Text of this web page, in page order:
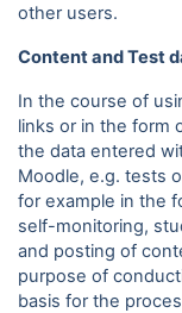
other users.
Content and Test
In the course of
links or in the form
the data entered
Moodle, e.g. tests
for example in the
self-monitoring,
and posting of
purpose of
basis for the